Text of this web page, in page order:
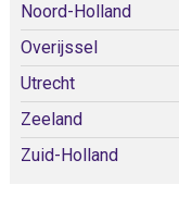
Noord-Holland
Overijssel
Utrecht
Zeeland
Zuid-Holland